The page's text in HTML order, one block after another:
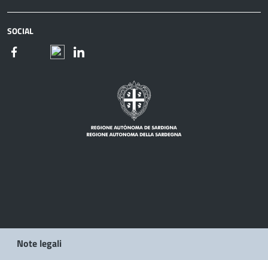
SOCIAL
Note legali